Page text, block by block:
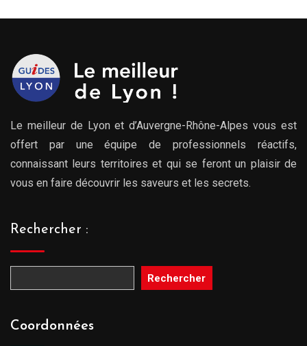
Le meilleur de Lyon et d’Auvergne-Rhône-Alpes vous est
offert par une équipe de professionnels réactifs,
connaissant leurs territoires et qui se feront un plaisir de
vous en faire découvrir les saveurs et les secrets.
Rechercher :
Rechercher
Coordonnées